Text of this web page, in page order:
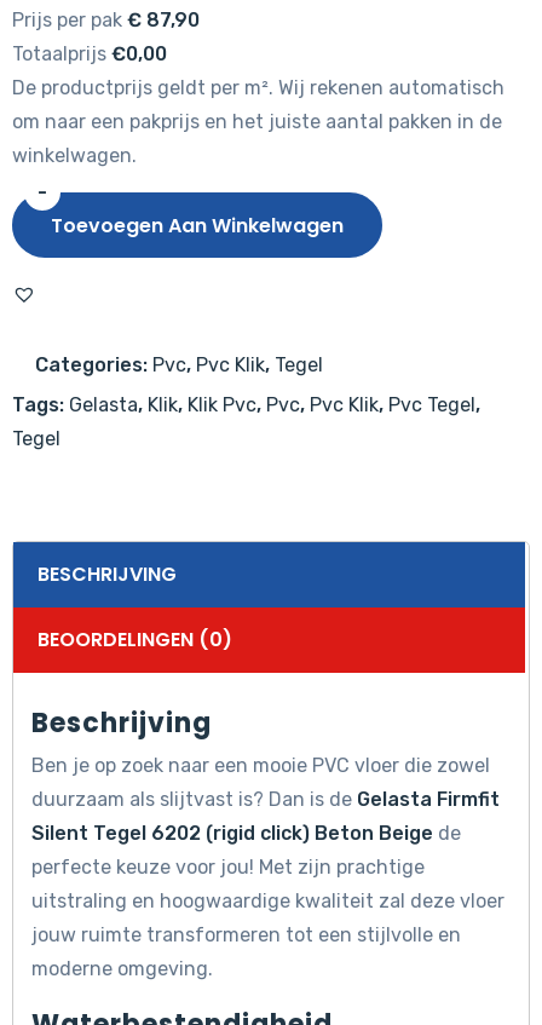
Prijs per pak € 87,90
Totaalprijs €0,00
De productprijs geldt per m². Wij rekenen automatisch
om naar een pakprijs en het juiste aantal pakken in de
winkelwagen.
-
Gelasta
Firmfit
Tegel
(rigid
click)
Beton
Toevoegen Aan Winkelwagen
Categories: Pvc, Pvc Klik, Tegel
Tags: Gelasta, Klik, Klik Pvc, Pvc, Pvc Klik, Pvc Tegel ,
Tegel
BESCHRIJVING
BEOORDELINGEN (0)
Beschrijving
Ben je op zoek naar een mooie PVC vloer die zowel
duurzaam als slijtvast is? Dan is de Gelasta Firmfit
Silent Tegel 6202 (rigid click) Beton Beige de
perfecte keuze voor jou! Met zijn prachtige
uitstraling en hoogwaardige kwaliteit zal deze vloer
jouw ruimte transformeren tot een stijlvolle en
moderne omgeving.